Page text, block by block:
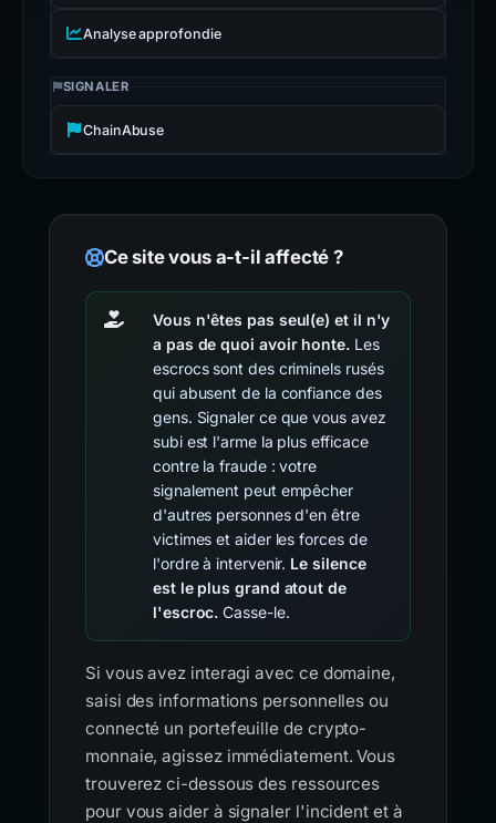
Analyse approfondie
SIGNALER
ChainAbuse
Ce site vous a-t-il affecté ?
Vous n'êtes pas seul(e) et il n'y
a pas de quoi avoir honte.Les
escrocs sont des criminels rusés
qui abusent de la confiance des
gens. Signaler ce que vous avez
subi est l'arme la plus efficace
contre la fraude : votre
signalement peut empêcher
d'autres personnes d'en être
victimes et aider les forces de
l'ordre à intervenir. Le silence
est le plus grand atout de
l'escroc. Casse-le.
Si vous avez interagi avec ce domaine,
saisi des informations personnelles ou
connecté un portefeuille de crypto-
monnaie, agissez immédiatement. Vous
trouverez ci-dessous des ressources
pour vous aider à signaler l'incident et à